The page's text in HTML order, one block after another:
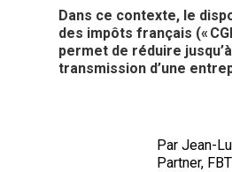
Dans ce contexte, le
des impôts français («
permet de réduire
transmission d’une
Par Jean-